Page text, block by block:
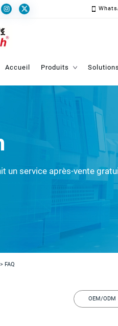
Accueil Produits Solutions
un service après-vente
FAQ
OEM/ODM